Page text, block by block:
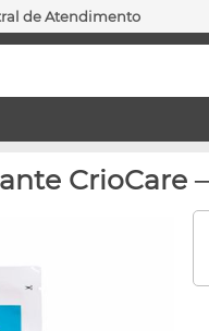
de Atendimento
CrioCare